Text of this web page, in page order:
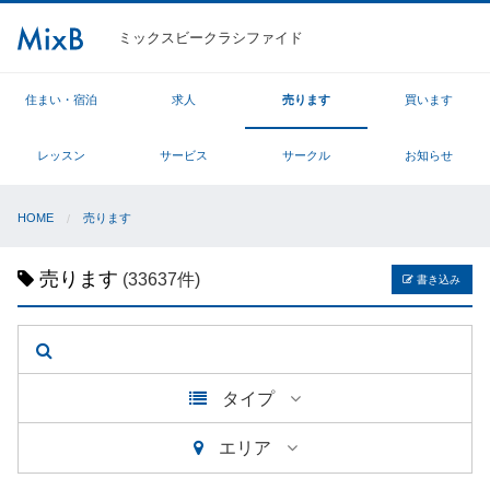
ミックスビークラシファイド
住まい・宿泊 求人 売ります 買います
レッスン サービス サークル お知らせ
HOME 売ります
売ります (33637件) 書き込み
タイプ
エリア